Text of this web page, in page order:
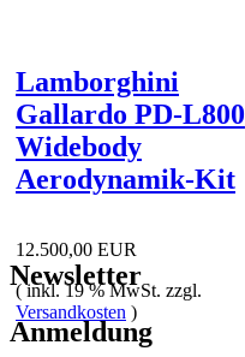
Lamborghini
Gallardo PD-L800
Widebody
Aerodynamik-Kit
12.500,00 EUR
( inkl. 19 % MwSt. zzgl.
Versandkosten )
Newsletter
Anmeldung